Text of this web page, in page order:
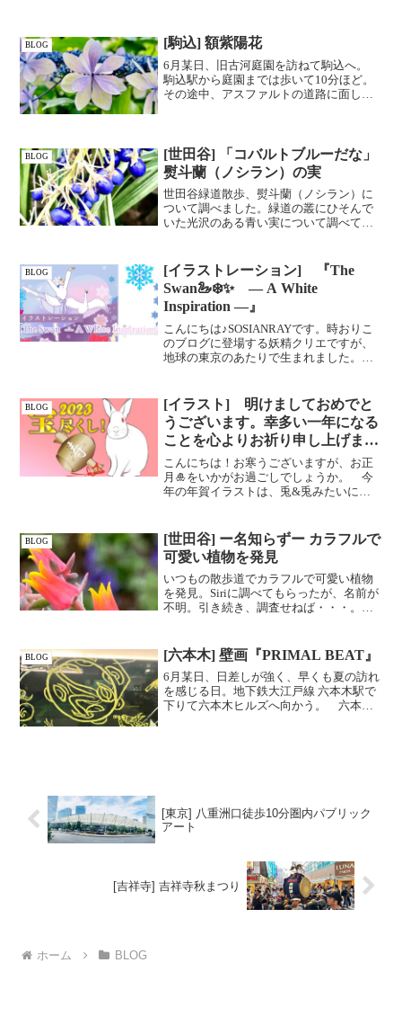
BLOG [駒込] 額紫陽花
6月某日、旧古河庭園を訪ねて駒込へ。
駒込駅から庭園までは歩いて10分ほど。
その途中、アスファルトの道路に面して
は種類が豊富な花だと...
BLOG
[世田谷] 「コバルトブルーだな」
熨斗蘭（ノシラン）の実
世田谷緑道散歩、熨斗蘭（ノシラン）に
ついて調べました。緑道の叢にひそんで
いた光沢のある青い実について調べてみ
ことが分かりました。熨斗蘭は根を天日
干しにしたものが生薬となったり、常緑
多年草で丈夫なことから都会の緑化計画
にも利用されていたりと大活躍です。
BLOG
[イラストレーション] 『The
Swan🦢❄️✨ — A White
Inspiration —』
こんにちは♪SOSIANRAYです。時おりこ
のブログに登場する妖精クリエですが、
地球の東京のあたりで生まれました。そ
っしょに聞いてくださいね。CRIERと一
緒に 白い...
BLOG
[イラスト] 明けましておめでと
うございます。幸多い一年になる
ことを心よりお祈り申し上げま
す。
こんにちは！お寒うございますが、お正
月🎍をいかがお過ごしでしょうか。 今
年の年賀イラストは、兎&兎みたいに可
景には吉祥紋様「宝尽くし」を敷きつめ
ました。 この【お宝アイ...
BLOG
[世田谷] ー名知らずー カラフルで
可愛い植物を発見
いつもの散歩道でカラフルで可愛い植物
を発見。Siriに調べてもらったが、名前が
不明。引き続き、調査せねば・・・。名
BLOG [六本木] 壁画『PRIMAL BEAT』
6月某日、日差しが強く、早くも夏の訪れ
を感じる日。地下鉄大江戸線 六本木駅で
下りて六本木ヒルズへ向かう。 六本木
[東京] 八重洲口徒歩10分圏内パブリック
アート
[吉祥寺] 吉祥寺秋まつり
ホーム BLOG